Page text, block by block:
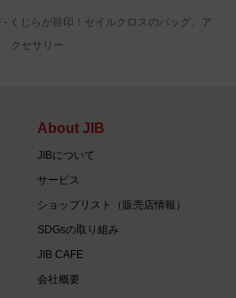
くじらが目印！セイルクロスのバッグ、ア
クセサリー
About JIB
JIBについて
サービス
ショップリスト（販売店情報）
SDGsの取り組み
JIB CAFE
会社概要